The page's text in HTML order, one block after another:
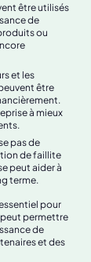
être utilisés
de
ou
et les
être
à mieux
pas de
de faillite
peut aider à
terme.
pour
peut permettre
de
et des